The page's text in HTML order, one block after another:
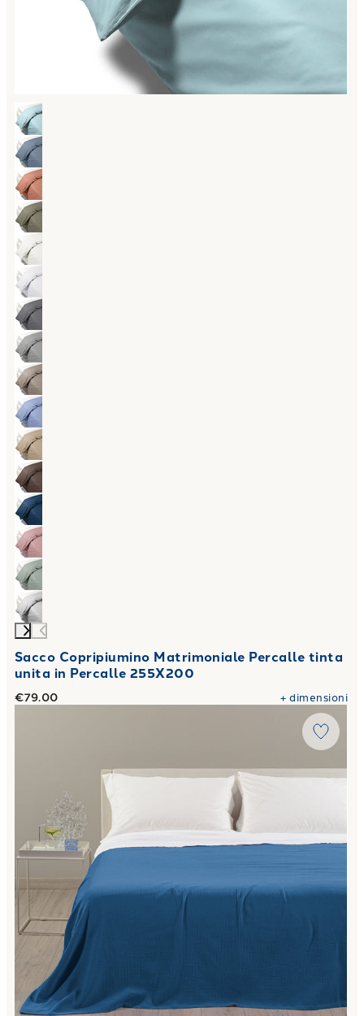
Sacco Copripiumino Matrimoniale Percalle tinta
unita in Percalle 255X200
€79.00 +dimensioni